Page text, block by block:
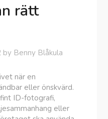
rätt
by Benny Blåkula
när en
eller önskvärd.
ID-fotografi,
eller